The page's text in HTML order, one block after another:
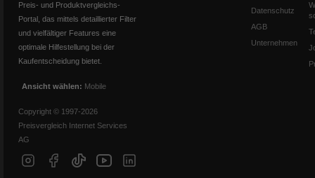
Preis- und Produktvergleichs-
Portal, das mittels detaillierter Filter
und vielfältiger Features eine
optimale Hilfestellung bei der
Kaufentscheidung bietet.
Ansicht wählen: Mobile
Copyright © 1997-2026
Preisvergleich Internet Services
AG
Datenschutz
AGB
Unternehmen